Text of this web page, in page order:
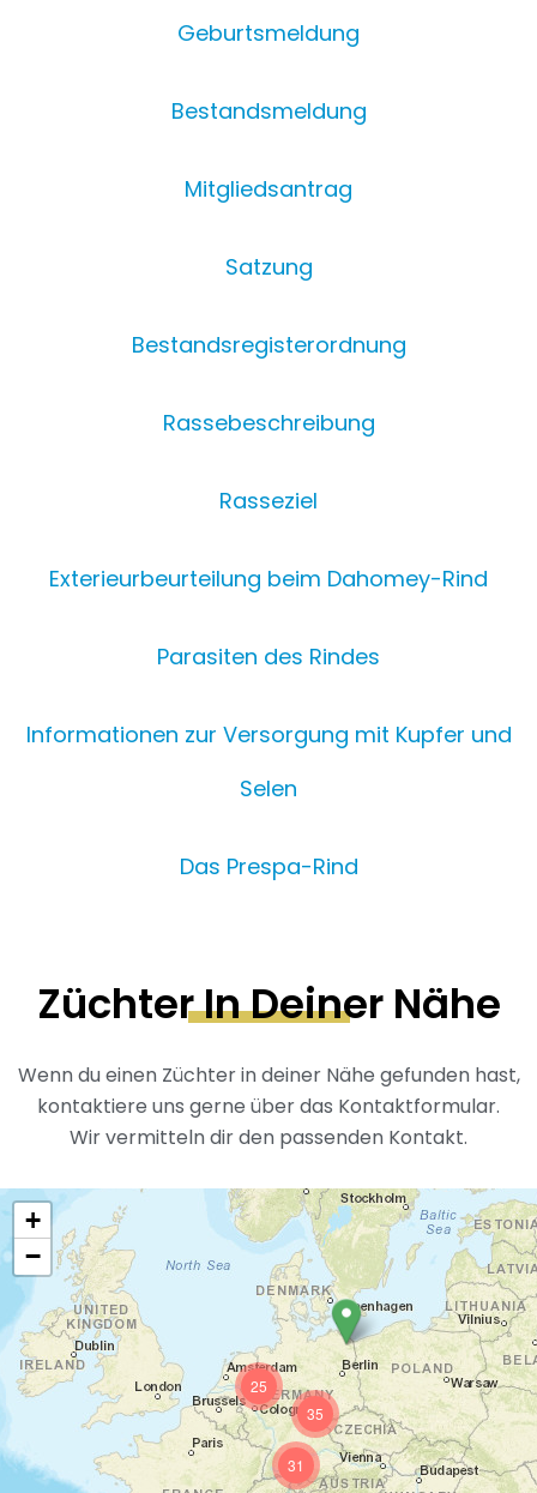
Geburtsmeldung
Bestandsmeldung
Mitgliedsantrag
Satzung
Bestandsregisterordnung
Rassebeschreibung
Rasseziel
Exterieurbeurteilung beim Dahomey-Rind
Parasiten des Rindes
Informationen zur Versorgung mit Kupfer und
Selen
Das Prespa-Rind
Züchter In Deiner Nähe
Wenn du einen Züchter in deiner Nähe gefunden hast,
kontaktiere uns gerne über das Kontaktformular.
Wir vermitteln dir den passenden Kontakt.
35
25
31
+
−